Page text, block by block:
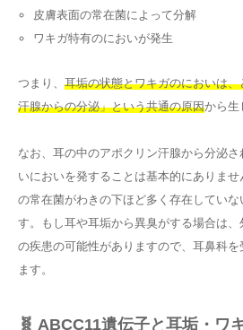
皮膚表面の常在菌によって分解
ワキガ特有のにおいが発生
つまり、 耳垢の状態とワキガのにおいは
汗腺からの分泌」という共通の原因から生
なお、耳の中のアポクリン汗腺から分泌
いにおいを発することは基本的にありま
の常在菌がわきの下ほど多く存在していな
す。もし耳や耳垢から異臭がする場合は
の疾患の可能性がありますので、耳鼻科
ます。
🧬 ABCC11遺伝子と耳垢・ワ